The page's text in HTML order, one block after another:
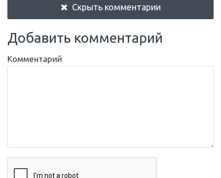
Скрыть комментарии
Добавить комментарий
Комментарий